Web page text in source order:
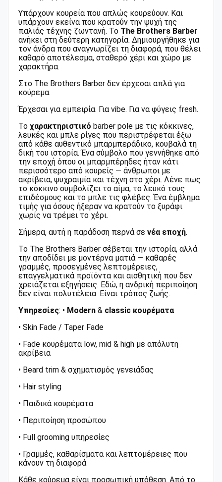
Υπάρχουν κουρεία που απλώς κουρεύουν. Και
υπάρχουν εκείνα που κρατούν την ψυχή της
παλιάς τέχνης ζωντανή. Το The Brothers Barber
ανήκει στη δεύτερη κατηγορία. Δημιουργήθηκε για
τον άνδρα που αναγνωρίζει τη διαφορά, που θέλει
καθαρό αποτέλεσμα, σταθερό χέρι και χώρο με
χαρακτήρα.
Στο The Brothers Barber δεν έρχεσαι απλά για
κούρεμα.
Έρχεσαι για εμπειρία. Για vibe. Για να φύγεις fresh.
Το χαρακτηριστικό barber pole με τις κόκκινες,
λευκές και μπλε ρίγες που περιστρέφεται έξω
από κάθε αυθεντικό μπαρμπεράδικο, κουβαλά τη
δική του ιστορία. Ένα σύμβολο που γεννήθηκε από
την εποχή όπου οι μπαρμπέρηδες ήταν κάτι
περισσότερο από κουρείς — άνθρωποι με
ακρίβεια, ψυχραιμία και τέχνη στο χέρι. Λένε πως
το κόκκινο συμβολίζει το αίμα, το λευκό τους
επιδέσμους και το μπλε τις φλέβες. Ένα έμβλημα
τιμής για όσους ήξεραν να κρατούν το ξυράφι
χωρίς να τρέμει το χέρι.
Σήμερα, αυτή η παράδοση περνά σε νέα εποχή.
Το The Brothers Barber σέβεται την ιστορία, αλλά
την αποδίδει με μοντέρνα ματιά — καθαρές
γραμμές, προσεγμένες λεπτομέρειες,
επαγγελματικά προϊόντα και αισθητική που δεν
χρειάζεται εξηγήσεις. Εδώ, η ανδρική περιποίηση
δεν είναι πολυτέλεια. Είναι τρόπος ζωής.
Υπηρεσίες: • Modern & classic κουρέματα
• Skin Fade / Taper Fade
• Fade κουρέματα low, mid & high με απόλυτη
ακρίβεια
• Beard trim & σχηματισμός γενειάδας
• Hair styling
• Παιδικά κουρέματα
• Περιποίηση προσώπου
• Full grooming υπηρεσίες
• Γραμμές, καθαρίσματα και λεπτομέρειες που
κάνουν τη διαφορά
Κάθε κούρεμα είναι προσωπική υπόθεση. Από το